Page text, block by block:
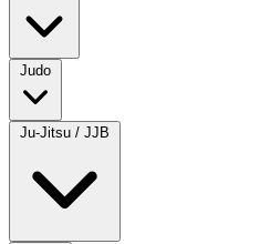
Judo
Ju-Jitsu / JJB